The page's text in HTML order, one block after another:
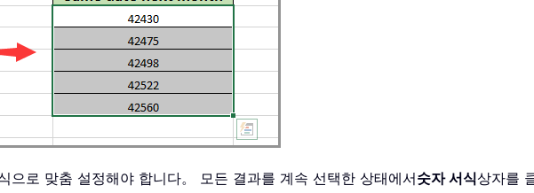
으로 맞춤 설정해야 합니다。 모든 결과를 계속 선택한 상태에서숫자 서식상자를